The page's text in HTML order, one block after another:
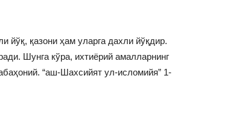
йўқ, қазони ҳам уларга дахли йўқдир.
Шунга кўра, ихтиёрий амалларнинг
“аш-Шахсийят ул-исломийя” 1-